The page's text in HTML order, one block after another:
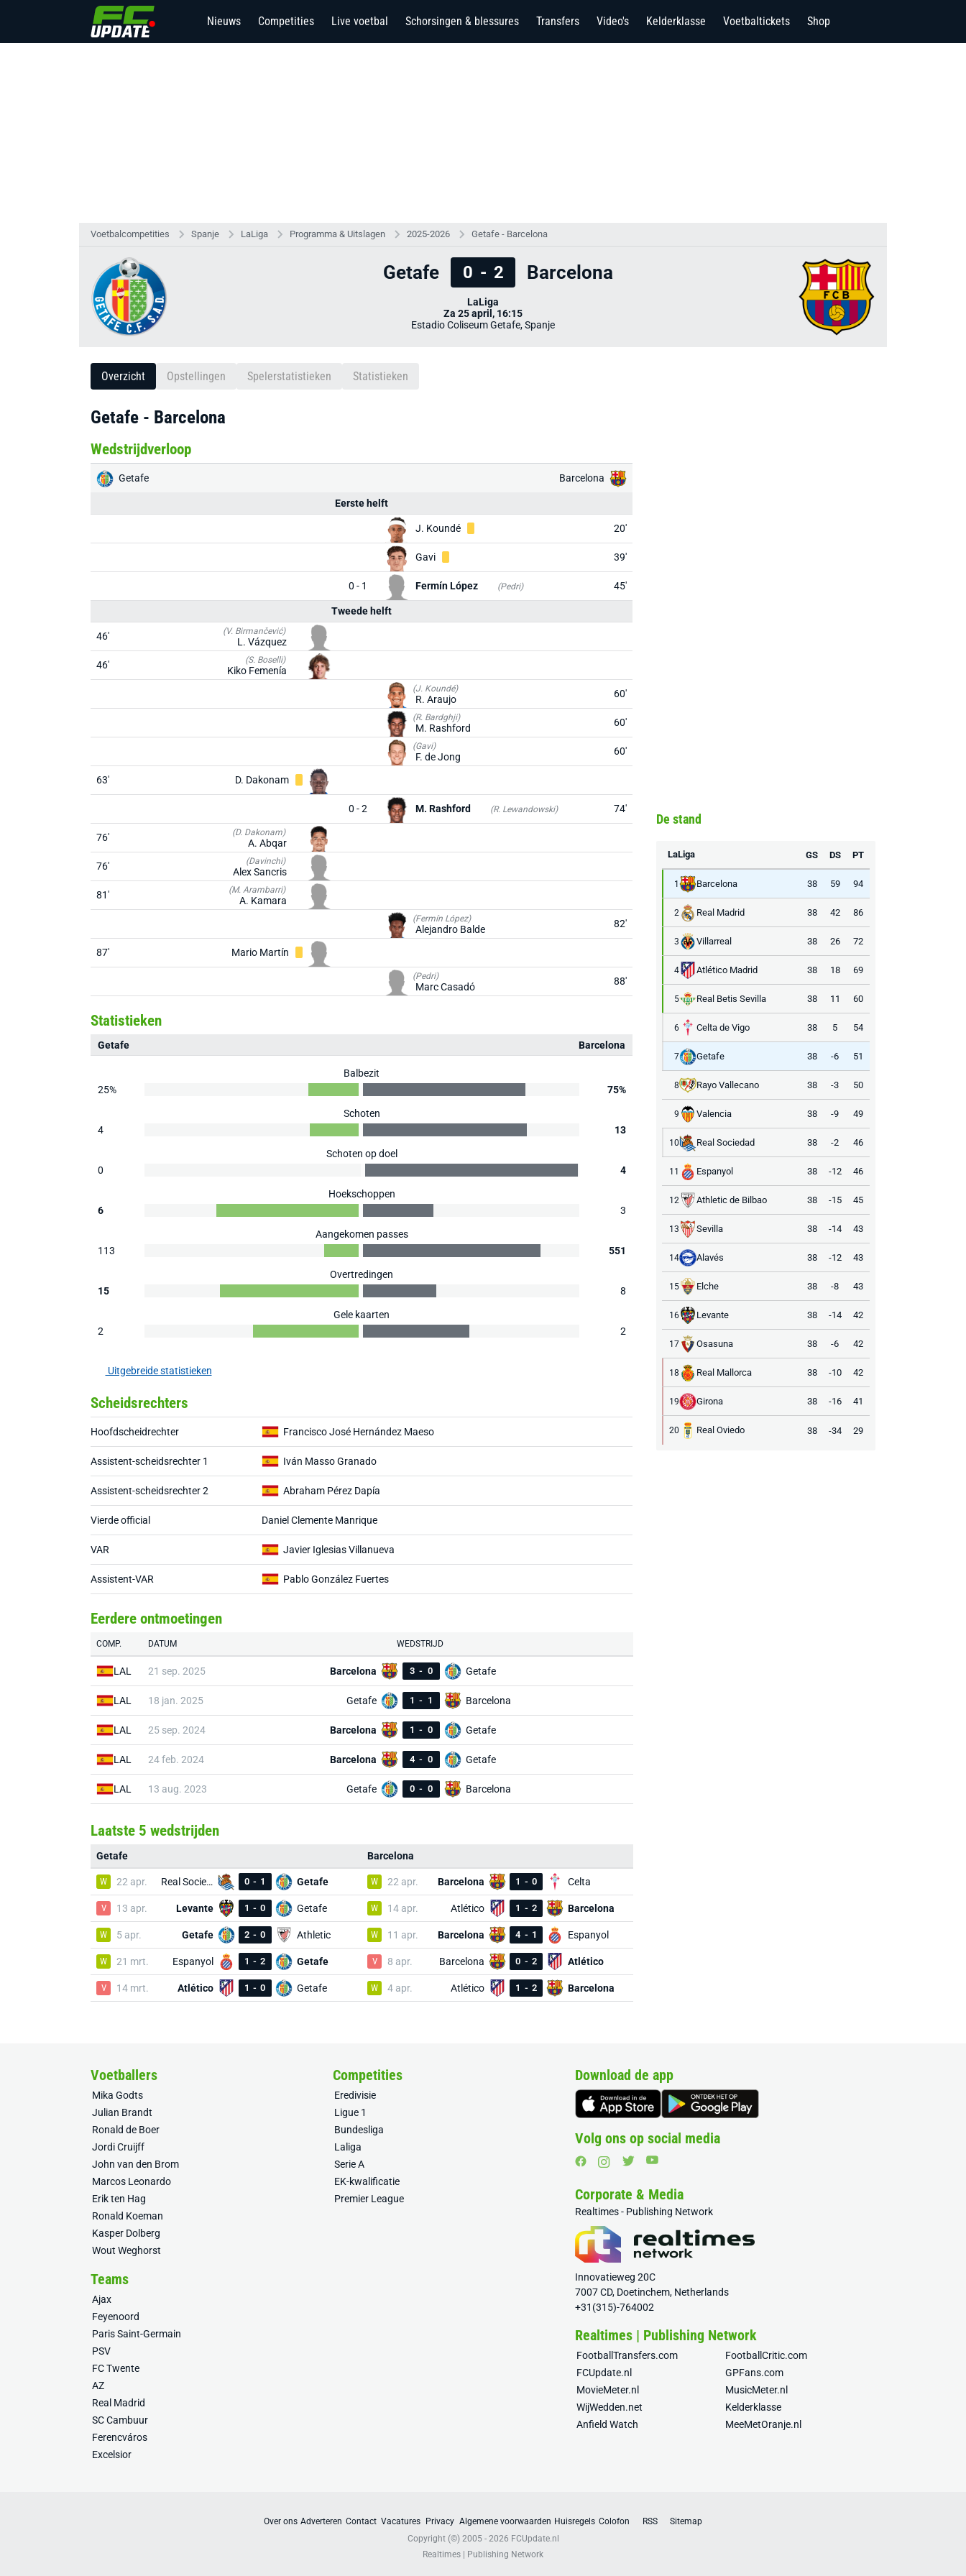
Nieuws Competities Live voetbal Schorsingen & blessures Transfers Video's Kelderklasse Voetbaltickets Shop
Voetbalcompetities Spanje LaLiga Programma & Uitslagen 2025-2026 Getafe - Barcelona
Getafe 0 - 2 Barcelona
LaLiga
Za 25 april, 16:15
Estadio Coliseum Getafe, Spanje
Overzicht Opstellingen Spelerstatistieken Statistieken
Getafe - Barcelona
Wedstrijdverloop
Getafe Barcelona
Eerste helft
J. Koundé 20'
Gavi 39'
0 - 1 Fermín López (Pedri) 45'
Tweede helft
46' (V. Birmančević)
L. Vázquez
46'
(S. Boselli)
Kiko Femenía
(J. Koundé)
R. Araujo 60'
(R. Bardghji)
M. Rashford 60'
(Gavi)
F. de Jong 60'
63' D. Dakonam
0 - 2 M. Rashford (R. Lewandowski) 74'
76' (D. Dakonam)
A. Abqar
76'
(Davinchi)
Alex Sancris
81'
(M. Arambarri)
A. Kamara
(Fermín López)
Alejandro Balde 82'
87' Mario Martín
(Pedri)
Marc Casadó 88'
Statistieken
Getafe Barcelona
Balbezit
25%
75%
Schoten
4
13
Schoten op doel
0
4
Hoekschoppen
6
3
Aangekomen passes
113
551
Overtredingen
15
8
Gele kaarten
2
2
Uitgebreide statistieken
Scheidsrechters
Hoofdscheidrechter Francisco José Hernández Maeso
Assistent-scheidsrechter 1 Iván Masso Granado
Assistent-scheidsrechter 2 Abraham Pérez Dapía
Vierde official Daniel Clemente Manrique
VAR Javier Iglesias Villanueva
Assistent-VAR Pablo González Fuertes
Eerdere ontmoetingen
COMP. DATUM WEDSTRIJD
LAL 21 sep. 2025 Barcelona 3 - 0 Getafe
LAL 18 jan. 2025 Getafe 1 - 1 Barcelona
LAL 25 sep. 2024 Barcelona 1 - 0 Getafe
LAL 24 feb. 2024 Barcelona 4 - 0 Getafe
LAL 13 aug. 2023 Getafe 0 - 0 Barcelona
Laatste 5 wedstrijden
Getafe
W 22 apr. Real Sociedad 0 - 1 Getafe
V 13 apr. Levante 1 - 0 Getafe
W 5 apr. Getafe 2 - 0 Athletic
W 21 mrt. Espanyol 1 - 2 Getafe
V 14 mrt. Atlético 1 - 0 Getafe
Barcelona
W 22 apr. Barcelona 1 - 0 Celta
W 14 apr. Atlético 1 - 2 Barcelona
W 11 apr. Barcelona 4 - 1 Espanyol
V 8 apr. Barcelona 0 - 2 Atlético
W 4 apr. Atlético 1 - 2 Barcelona
De stand
LaLiga GS DS PT
1 Barcelona 38 59 94
2 Real Madrid 38 42 86
3 Villarreal 38 26 72
4 Atlético Madrid 38 18 69
5 Real Betis Sevilla 38 11 60
6 Celta de Vigo 38 5 54
7 Getafe 38 -6 51
8 Rayo Vallecano 38 -3 50
9 Valencia 38 -9 49
10 Real Sociedad 38 -2 46
11 Espanyol 38 -12 46
12 Athletic de Bilbao 38 -15 45
13 Sevilla 38 -14 43
14 Alavés 38 -12 43
15 Elche 38 -8 43
16 Levante 38 -14 42
17 Osasuna 38 -6 42
18 Real Mallorca 38 -10 42
19 Girona 38 -16 41
20 Real Oviedo 38 -34 29
Voetballers
Mika Godts
Julian Brandt
Ronald de Boer
Jordi Cruijff
John van den Brom
Marcos Leonardo
Erik ten Hag
Ronald Koeman
Kasper Dolberg
Wout Weghorst
Competities
Eredivisie
Ligue 1
Bundesliga
Laliga
Serie A
EK-kwalificatie
Premier League
Teams
Ajax
Feyenoord
Paris Saint-Germain
PSV
FC Twente
AZ
Real Madrid
SC Cambuur
Ferencváros
Excelsior
Download de app
Volg ons op social media
Corporate & Media
Realtimes - Publishing Network
Innovatieweg 20C
7007 CD, Doetinchem, Netherlands
+31(315)-764002
Realtimes | Publishing Network
FootballTransfers.com
FootballCritic.com
FCUpdate.nl
GPFans.com
MovieMeter.nl
MusicMeter.nl
WijWedden.net
Kelderklasse
Anfield Watch
MeeMetOranje.nl
Over ons Adverteren Contact Vacatures Privacy Algemene voorwaarden Huisregels Colofon RSS
Sitemap
Copyright (©) 2005 - 2026 FCUpdate.nl
Realtimes | Publishing Network